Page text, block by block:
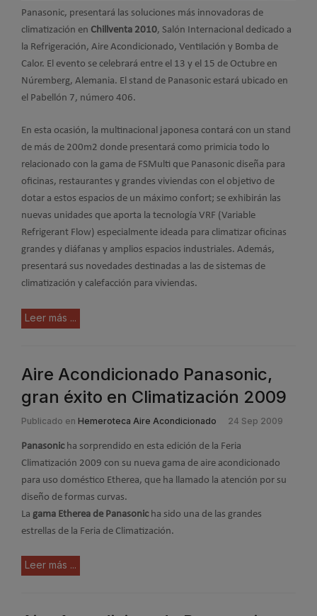
Panasonic, presentará las soluciones más innovadoras de
climatización en Chillventa 2010, Salón Internacional dedicado a
la Refrigeración, Aire Acondicionado, Ventilación y Bomba de
Calor. El evento se celebrará entre el 13 y el 15 de Octubre en
Núremberg, Alemania. El stand de Panasonic estará ubicado en
el Pabellón 7, número 406.
En esta ocasión, la multinacional japonesa contará con un stand
de más de 200m2 donde presentará como primicia todo lo
relacionado con la gama de FSMulti que Panasonic diseña para
oficinas, restaurantes y grandes viviendas con el objetivo de
dotar a estos espacios de un máximo confort; se exhibirán las
nuevas unidades que aporta la tecnología VRF (Variable
Refrigerant Flow) especialmente ideada para climatizar oficinas
grandes y diáfanas y amplios espacios industriales. Además,
presentará sus novedades destinadas a las de sistemas de
climatización y calefacción para viviendas.
Leer más ...
Aire Acondicionado Panasonic,
gran éxito en Climatización 2009
Publicado en Hemeroteca Aire Acondicionado 24 Sep 2009
Panasonicha sorprendido en esta edición de la Feria
Climatización 2009 con su nueva gama de aire acondicionado
para uso doméstico Etherea, que ha llamado la atención por su
diseño de formas curvas.
La gama Etherea de Panasonicha sido una de las grandes
estrellas de la Feria de Climatización.
Leer más ...